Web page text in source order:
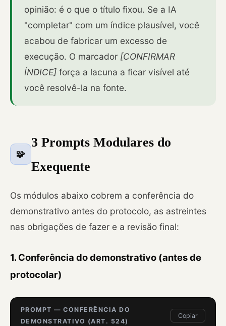
opinião: é o que o título fixou. Se a IA
"completar" com um índice plausível, você
acabou de fabricar um excesso de
execução. O marcador [CONFIRMAR
ÍNDICE] força a lacuna a ficar visível até
você resolvê-la na fonte.
🧩
3 Prompts Modulares do
Exequente
Os módulos abaixo cobrem a conferência do
demonstrativo antes do protocolo, as astreintes
nas obrigações de fazer e a revisão final:
1. Conferência do demonstrativo (antes de
protocolar)
PROMPT — CONFERÊNCIA DO
DEMONSTRATIVO (ART. 524)
Copiar